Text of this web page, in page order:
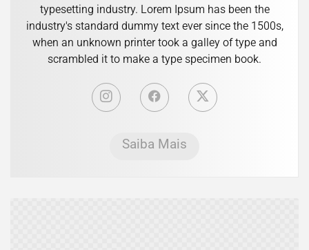
typesetting industry. Lorem Ipsum has been the
industry's standard dummy text ever since the 1500s,
when an unknown printer took a galley of type and
scrambled it to make a type specimen book.
Saiba Mais